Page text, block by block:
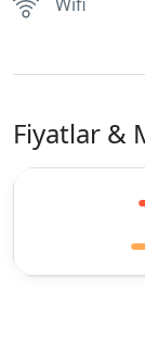
Fiyatlar &